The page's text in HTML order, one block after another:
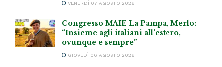
VENERDÌ 07 AGOSTO 2026
Congresso MAIE La Pampa, Merlo:
“Insieme agli italiani all’estero,
ovunque e sempre”
GIOVEDÌ 06 AGOSTO 2026